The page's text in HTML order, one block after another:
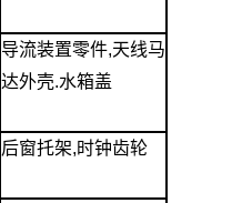
导流装置零件,天线马
达外壳.水箱盖
后窗托架,时钟齿轮